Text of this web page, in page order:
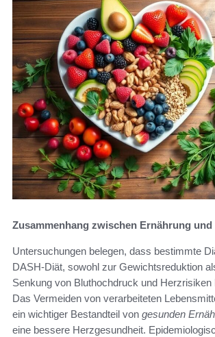
Zusammenhang zwischen Ernährung
Untersuchungen belegen, dass bestimmte
DASH-Diät, sowohl zur Gewichtsreduktion
Senkung von Bluthochdruck und Herzrisiken
Das Vermeiden von verarbeiteten
ein wichtiger Bestandteil von gesunden
eine bessere Herzgesundheit.